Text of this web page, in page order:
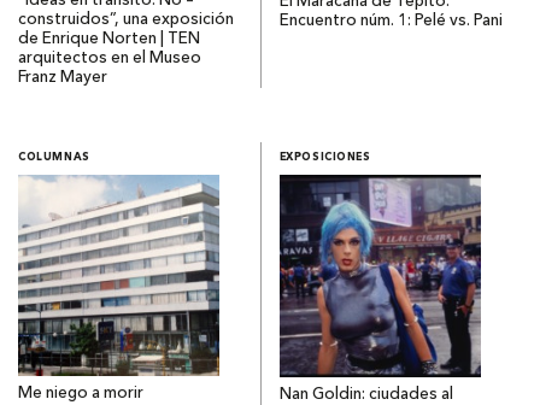
construidos”, una exposición
de Enrique Norten | TEN
arquitectos en el Museo
Franz Mayer
Encuentro núm. 1: Pelé vs. Pani
COLUMNAS
Me niego a morir
EXPOSICIONES
Nan Goldin: ciudades al